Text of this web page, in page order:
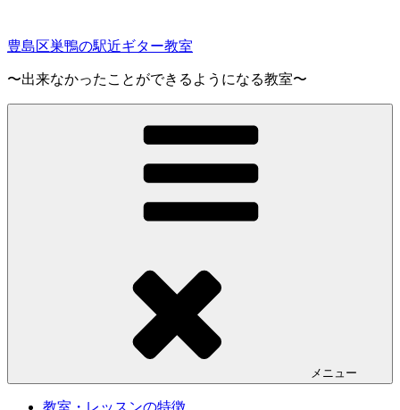
テ
へ
豊島区巣鴨の駅近ギター教室
〜出来なかったことができるようになる教室〜
メニュー
教室・レッスンの特徴